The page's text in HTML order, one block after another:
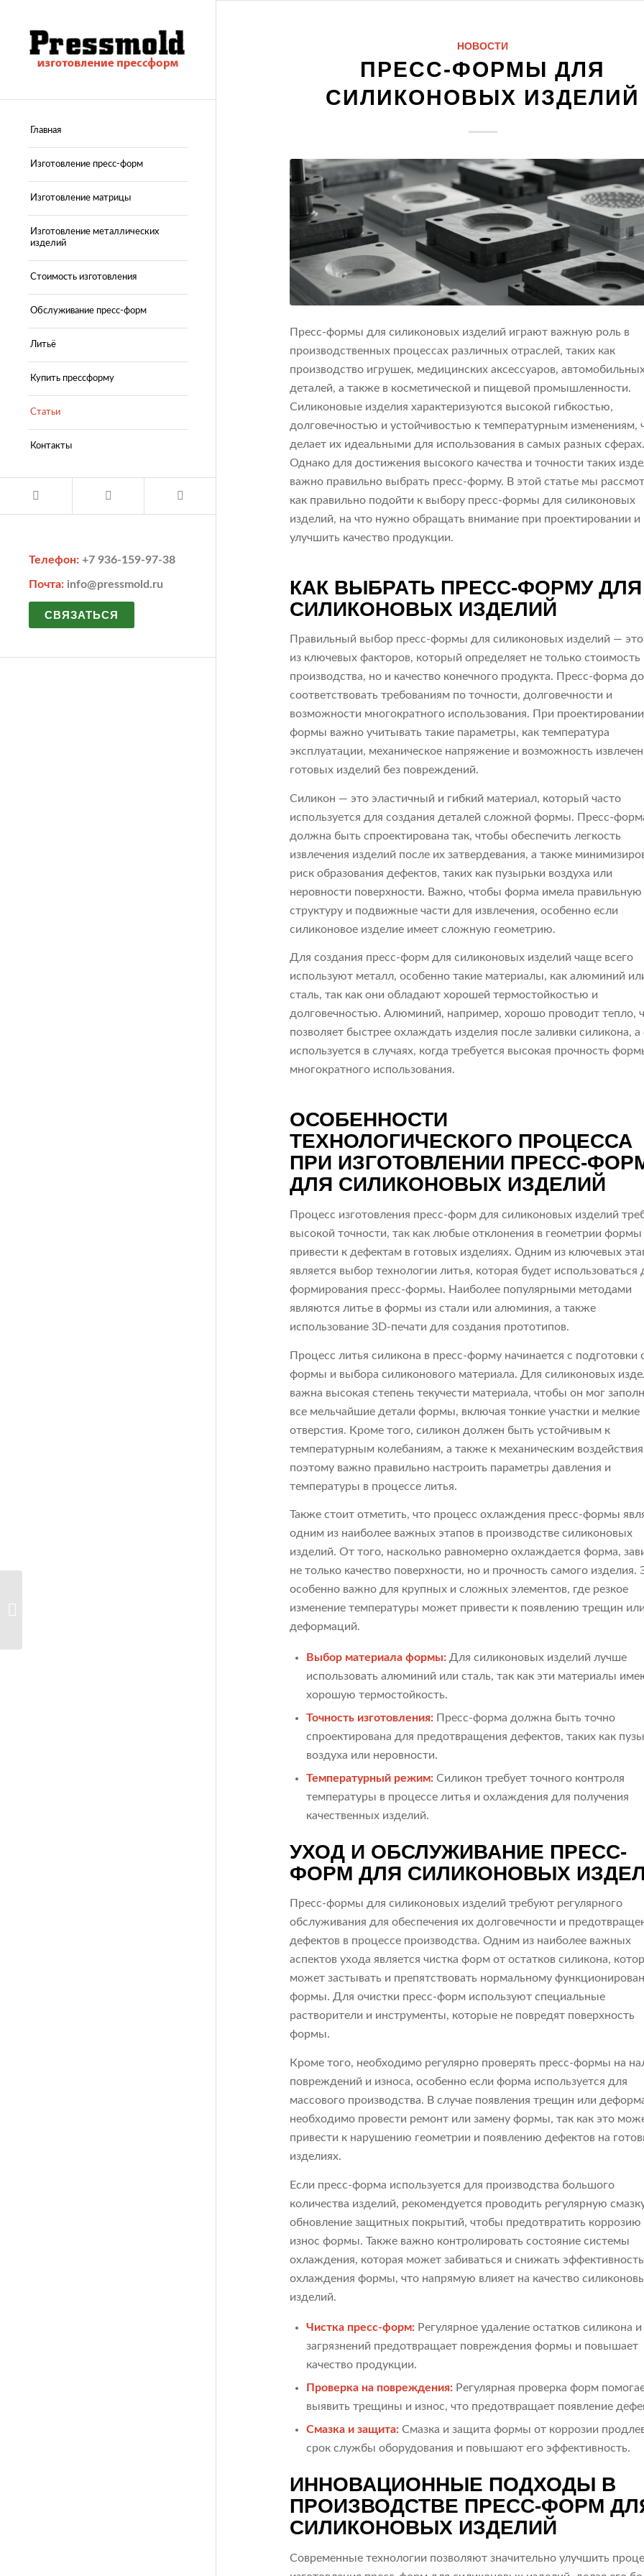
Главная
Изготовление пресс-форм
Изготовление матрицы
Изготовление металлических
изделий
Стоимость изготовления
Обслуживание пресс-форм
Литьё
Купить прессформу
Статьи
Контакты
Телефон: +7 936-159-97-38
Почта: info@pressmold.ru
СВЯЗАТЬСЯ
НОВОСТИ
ПРЕСС-ФОРМЫ ДЛЯ
СИЛИКОНОВЫХ ИЗДЕЛИЙ
Пресс-формы для силиконовых изделий играют важную роль в
производственных процессах различных отраслей, таких как
производство игрушек, медицинских аксессуаров,
деталей, а также в косметической и пищевой промышленности.
Силиконовые изделия характеризуются высокой гибкостью,
долговечностью и устойчивостью к температурным изменениям,
делает их идеальными для использования в самых разных сферах.
Однако для достижения высокого качества и точности таких
важно правильно выбрать пресс-форму. В этой статье мы
как правильно подойти к выбору пресс-формы для силиконовых
изделий, на что нужно обращать внимание при проектировании и
улучшить качество продукции.
КАК ВЫБРАТЬ ПРЕСС-ФОРМУ ДЛЯ
СИЛИКОНОВЫХ ИЗДЕЛИЙ
Правильный выбор пресс-формы для силиконовых изделий —
из ключевых факторов, который определяет не только стоимость
производства, но и качество конечного продукта. Пресс-форма
соответствовать требованиям по точности, долговечности и
возможности многократного использования. При проектировании
формы важно учитывать такие параметры, как температура
эксплуатации, механическое напряжение и возможность
готовых изделий без повреждений.
Силикон — это эластичный и гибкий материал, который часто
используется для создания деталей сложной формы. Пресс-
должна быть спроектирована так, чтобы обеспечить легкость
извлечения изделий после их затвердевания, а также
риск образования дефектов, таких как пузырьки воздуха или
неровности поверхности. Важно, чтобы форма имела правильную
структуру и подвижные части для извлечения, особенно если
силиконовое изделие имеет сложную геометрию.
Для создания пресс-форм для силиконовых изделий чаще всего
используют металл, особенно такие материалы, как алюминий
сталь, так как они обладают хорошей термостойкостью и
долговечностью. Алюминий, например, хорошо проводит тепло,
позволяет быстрее охлаждать изделия после заливки силикона, а
используется в случаях, когда требуется высокая прочность
многократного использования.
ОСОБЕННОСТИ
ТЕХНОЛОГИЧЕСКОГО ПРОЦЕССА
ПРИ ИЗГОТОВЛЕНИИ ПРЕСС-
ДЛЯ СИЛИКОНОВЫХ ИЗДЕЛИЙ
Процесс изготовления пресс-форм для силиконовых изделий
высокой точности, так как любые отклонения в геометрии формы
привести к дефектам в готовых изделиях. Одним из ключевых
является выбор технологии литья, которая будет использоваться
формирования пресс-формы. Наиболее популярными методами
являются литье в формы из стали или алюминия, а также
использование 3D-печати для создания прототипов.
Процесс литья силикона в пресс-форму начинается с подготовки
формы и выбора силиконового материала. Для силиконовых
важна высокая степень текучести материала, чтобы он мог
все мельчайшие детали формы, включая тонкие участки и мелкие
отверстия. Кроме того, силикон должен быть устойчивым к
температурным колебаниям, а также к механическим
поэтому важно правильно настроить параметры давления и
температуры в процессе литья.
Также стоит отметить, что процесс охлаждения пресс-формы
одним из наиболее важных этапов в производстве силиконовых
изделий. От того, насколько равномерно охлаждается форма,
не только качество поверхности, но и прочность самого изделия.
особенно важно для крупных и сложных элементов, где резкое
изменение температуры может привести к появлению трещин или
деформаций.
Выбор материала формы: Для силиконовых изделий лучше
использовать алюминий или сталь, так как эти материалы
хорошую термостойкость.
Точность изготовления: Пресс-форма должна быть точно
спроектирована для предотвращения дефектов, таких как
воздуха или неровности.
Температурный режим: Силикон требует точного контроля
температуры в процессе литья и охлаждения для получения
качественных изделий.
УХОД И ОБСЛУЖИВАНИЕ ПРЕСС-
ФОРМ ДЛЯ СИЛИКОНОВЫХ
Пресс-формы для силиконовых изделий требуют регулярного
обслуживания для обеспечения их долговечности и
дефектов в процессе производства. Одним из наиболее важных
аспектов ухода является чистка форм от остатков силикона,
может застывать и препятствовать нормальному
формы. Для очистки пресс-форм используют специальные
растворители и инструменты, которые не повредят поверхность
формы.
Кроме того, необходимо регулярно проверять пресс-формы на
повреждений и износа, особенно если форма используется для
массового производства. В случае появления трещин или
необходимо провести ремонт или замену формы, так как это
привести к нарушению геометрии и появлению дефектов на
изделиях.
Если пресс-форма используется для производства большого
количества изделий, рекомендуется проводить регулярную
обновление защитных покрытий, чтобы предотвратить коррозию
износ формы. Также важно контролировать состояние системы
охлаждения, которая может забиваться и снижать эффективность
охлаждения формы, что напрямую влияет на качество
изделий.
Чистка пресс-форм: Регулярное удаление остатков силикона и
загрязнений предотвращает повреждения формы и повышает
качество продукции.
Проверка на повреждения: Регулярная проверка форм
выявить трещины и износ, что предотвращает появление
Смазка и защита: Смазка и защита формы от коррозии
срок службы оборудования и повышают его эффективность.
ИННОВАЦИОННЫЕ ПОДХОДЫ В
ПРОИЗВОДСТВЕ ПРЕСС-ФОРМ
СИЛИКОНОВЫХ ИЗДЕЛИЙ
Современные технологии позволяют значительно улучшить